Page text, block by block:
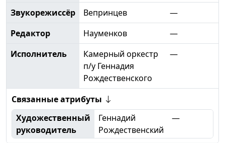
Звукорежиссёр
Вепринцев
—
Редактор
Науменков
—
Исполнитель
Камерный оркестр
п/у Геннадия
Рождественского
—
Связанные атрибуты
Художественный
руководитель
Геннадий
Рождественский
—